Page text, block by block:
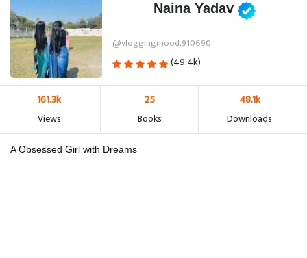
Naina Yadav
@vloggingmood.910690
(49.4k)
161.3k
Views
25
Books
48.1k
Downloads
A Obsessed Girl with Dreams